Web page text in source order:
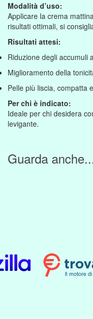
Modalità d’uso:
Applicare la crema
risultati ottimali, si
Risultati attesi:
Riduzione degli accumuli
Miglioramento della
Pelle più liscia, compatta
Per chi è indicato:
Ideale per chi desidera
levigante.
Guarda